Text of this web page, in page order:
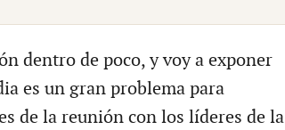
dentro de poco, y voy a exponer
es un gran problema para
de la reunión con los líderes de la